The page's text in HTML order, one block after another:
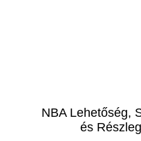
NBA Lehetőség,
és